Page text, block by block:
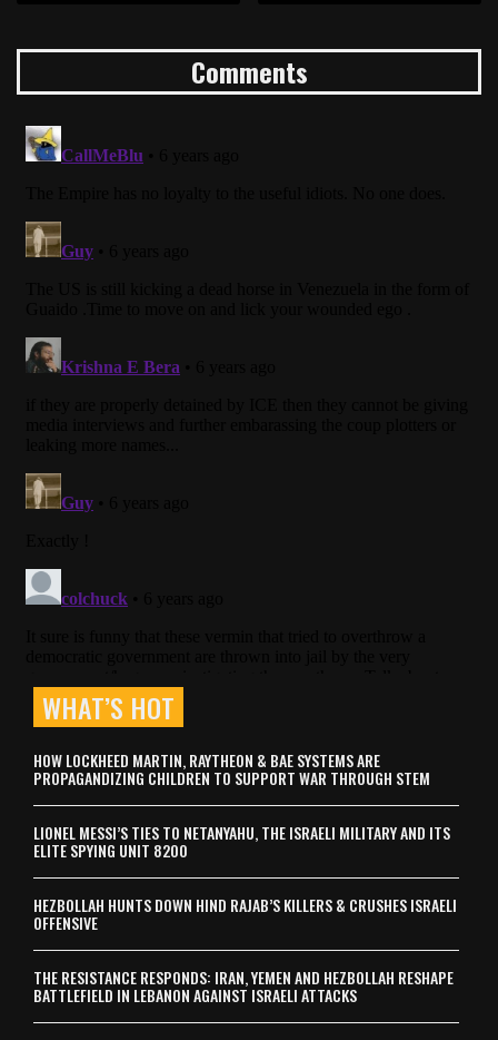
Comments
WHAT’S HOT
HOW LOCKHEED MARTIN, RAYTHEON & BAE SYSTEMS ARE
PROPAGANDIZING CHILDREN TO SUPPORT WAR THROUGH STEM
LIONEL MESSI’S TIES TO NETANYAHU, THE ISRAELI MILITARY AND ITS
ELITE SPYING UNIT 8200
HEZBOLLAH HUNTS DOWN HIND RAJAB’S KILLERS & CRUSHES ISRAELI
OFFENSIVE
THE RESISTANCE RESPONDS: IRAN, YEMEN AND HEZBOLLAH RESHAPE
BATTLEFIELD IN LEBANON AGAINST ISRAELI ATTACKS